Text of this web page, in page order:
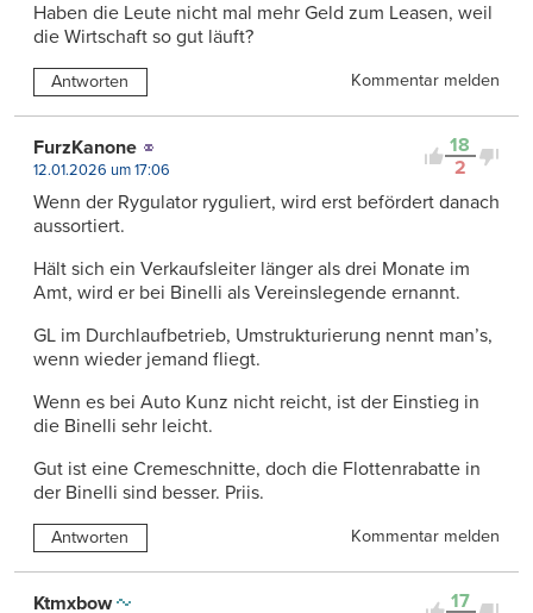
Haben die Leute nicht mal mehr Geld zum Leasen, weil
die Wirtschaft so gut läuft?
Antworten Kommentar melden
18
2
FurzKanone
12.01.2026 um 17:06
Wenn der Rygulator ryguliert, wird erst befördert danach
aussortiert.
Hält sich ein Verkaufsleiter länger als drei Monate im
Amt, wird er bei Binelli als Vereinslegende ernannt.
GL im Durchlaufbetrieb, Umstrukturierung nennt man’s,
wenn wieder jemand fliegt.
Wenn es bei Auto Kunz nicht reicht, ist der Einstieg in
die Binelli sehr leicht.
Gut ist eine Cremeschnitte, doch die Flottenrabatte in
der Binelli sind besser. Priis.
Antworten Kommentar melden
17
Ktmxbow